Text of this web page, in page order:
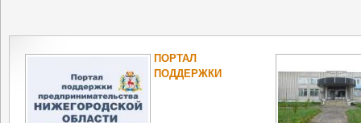
ПОРТАЛ
ПОДДЕРЖКИ